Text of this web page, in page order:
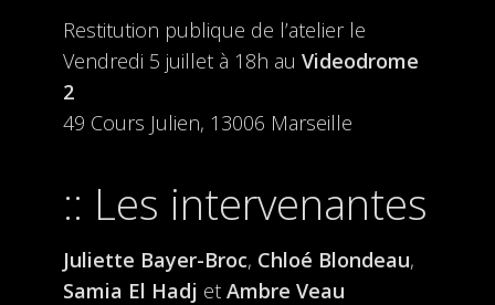
Restitution publique de l’atelier le
Vendredi 5 juillet à 18h au Videodrome
2
49 Cours Julien, 13006 Marseille
Les intervenantes
Juliette Bayer-Broc, Chloé Blondeau,
Samia El Hadj etAmbre Veau